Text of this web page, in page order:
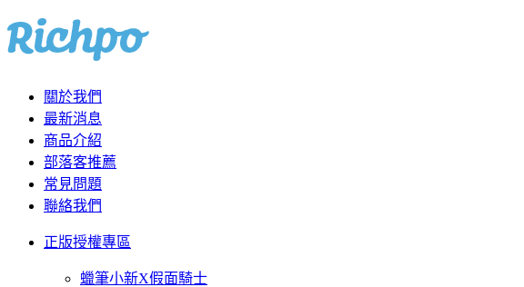
關於我們
最新消息
商品介紹
部落客推薦
常見問題
聯絡我們
正版授權專區
蠟筆小新X假面騎士